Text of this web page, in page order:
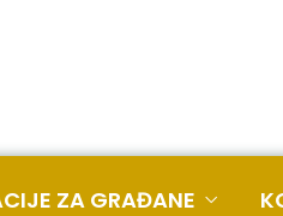
ZA GRAĐANE